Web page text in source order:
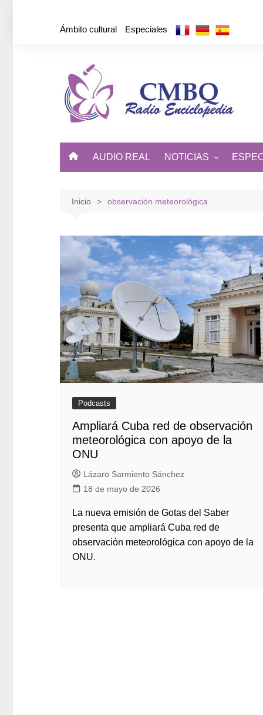
Ámbito cultural Especiales
AUDIO REAL NOTICIAS
DE CUBA Y EL MUNDO
Inicio observación meteorológica
Podcasts
Ampliará Cuba red de observación
meteorológica con apoyo de la
ONU
Lázaro Sarmiento Sánchez
18 de mayo de 2026
La nueva emisión de Gotas del Saber
presenta que ampliará Cuba red de
observación meteorológica con apoyo de la
ONU.